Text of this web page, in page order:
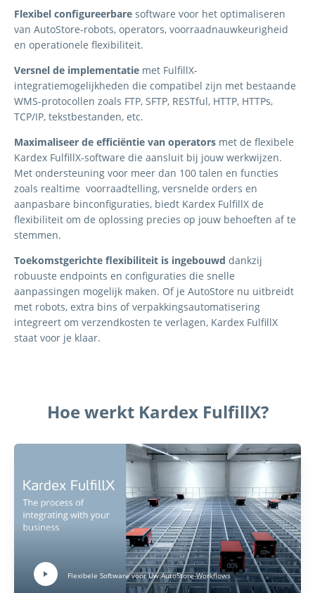
Flexibel configureerbare software voor het optimaliseren
van AutoStore-robots, operators, voorraadnauwkeurigheid
en operationele flexibiliteit.
Versnel de implementatie met FulfillX-
integratiemogelijkheden die compatibel zijn met bestaande
WMS-protocollen zoals FTP, SFTP, RESTful, HTTP, HTTPs,
TCP/IP, tekstbestanden, etc.
Maximaliseer de efficiëntie van operators met de flexibele
Kardex FulfillX-software die aansluit bij jouw werkwijzen.
Met ondersteuning voor meer dan 100 talen en functies
zoals realtime voorraadtelling, versnelde orders en
aanpasbare binconfiguraties, biedt Kardex FulfillX de
flexibiliteit om de oplossing precies op jouw behoeften afte
stemmen.
Toekomstgerichte flexibiliteit is ingebouwd dankzij
robuuste endpoints en configuraties die snelle
aanpassingen mogelijk maken. Of je AutoStore nu uitbreidt
met robots, extra bins of verpakkingsautomatisering
integreert om verzendkosten te verlagen, Kardex FulfillX
staat voor je klaar.
Hoe werkt Kardex FulfillX?
Play Video:
Flexibele Software voor Uw AutoStore-Workflows
Hit ENTER to activate YouTube-Player. Access player controlls via TAB.